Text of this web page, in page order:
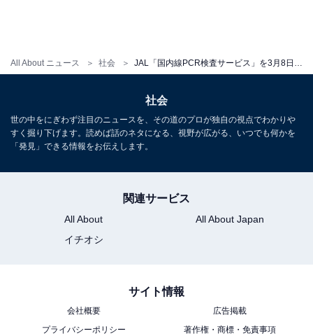
All About ニュース 社会
社会
世の中をにぎわず注目のニュースを、その道のプロが独自の視点でわかりや
すく掘り下げます。読めば話のネタになる、視野が広がる、いつでも何かを
「発見」できる情報をお伝えします。
関連サービス
All About
All About Japan
イチオシ
サイト情報
会社概要
広告掲載
プライバシーポリシー
著作権・商標・免責事項